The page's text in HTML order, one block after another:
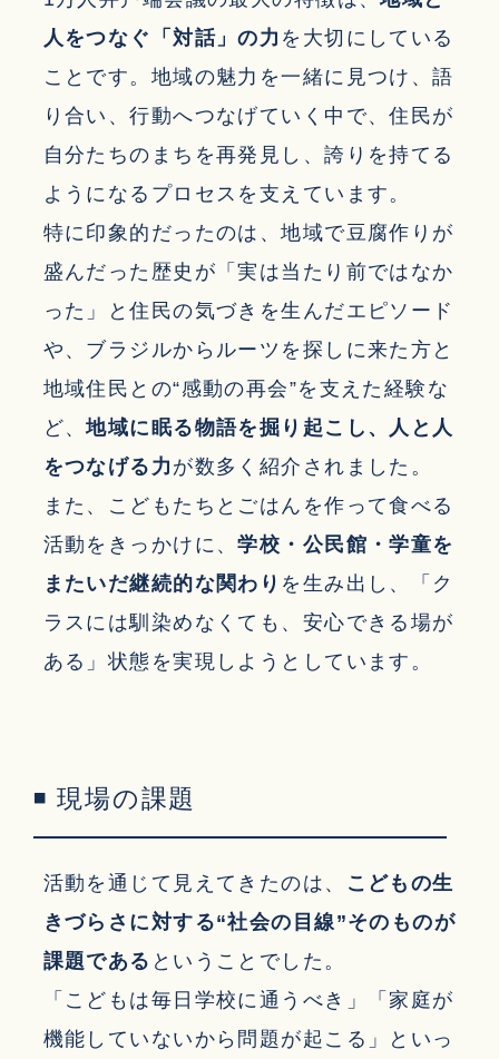
人をつなぐ「対話」の力 を大切にしている
ことです。地域の魅力を一緒に見つけ、語
り合い、行動へつなげていく中で、住民が
自分たちのまちを再発見し、誇りを持てる
ようになるプロセスを支えています。
特に印象的だったのは、地域で豆腐作りが
盛んだった歴史が「実は当たり前ではなか
った」と住民の気づきを生んだエピソード
や、ブラジルからルーツを探しに来た方と
地域住民との“感動の再会”を支えた経験な
ど、地域に眠る物語を掘り起こし、人と人
をつなげる力 が数多く紹介されました。
また、こどもたちとごはんを作って食べる
活動をきっかけに、学校・公民館・学童を
またいだ継続的な関わり を生み出し、「ク
ラスには馴染めなくても、安心できる場が
ある」状態を実現しようとしています。
◾ 現場の課題
活動を通じて見えてきたのは、
こどもの生
きづらさに対する“社会の目線”そのものが
課題である ということでした。
「こどもは毎日学校に通うべき」「家庭が
機能していないから問題が起こる」といっ